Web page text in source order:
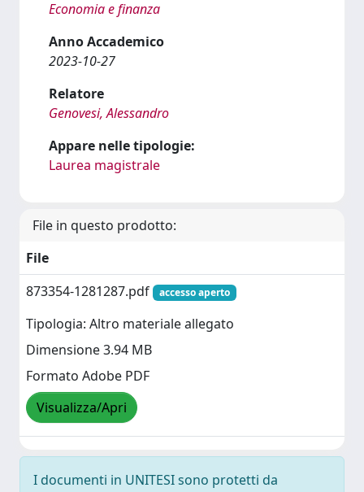
Economia e finanza
Anno Accademico
2023-10-27
Relatore
Genovesi, Alessandro
Appare nelle tipologie:
Laurea magistrale
File in questo prodotto:
File
873354-1281287.pdf
accesso aperto
Tipologia: Altro materiale allegato
Dimensione 3.94 MB
Formato Adobe PDF
Visualizza/Apri
I documenti in UNITESI sono protetti da